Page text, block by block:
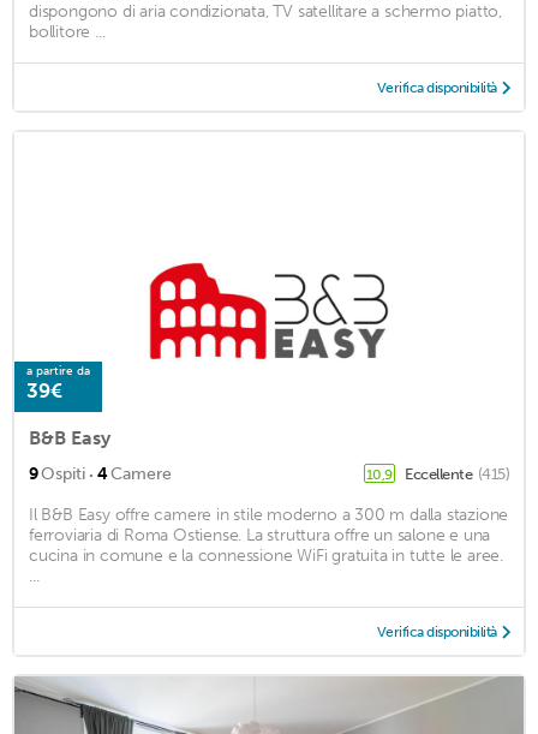
dispongono di aria condizionata, TV satellitare a schermo piatto,
bollitore ...
Verifica disponibilità
a partire da
39€
B&B Easy
9Ospiti · 4Camere 10,9 Eccellente (415)
Il B&B Easy offre camere in stile moderno a 300 m dalla stazione
ferroviaria di Roma Ostiense. La struttura offre un salone e una
cucina in comune e la connessione WiFi gratuita in tutte le aree.
...
Verifica disponibilità